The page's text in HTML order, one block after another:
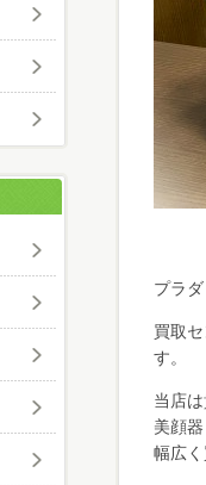
プラ
買取
す。
当店
美顔
幅広く